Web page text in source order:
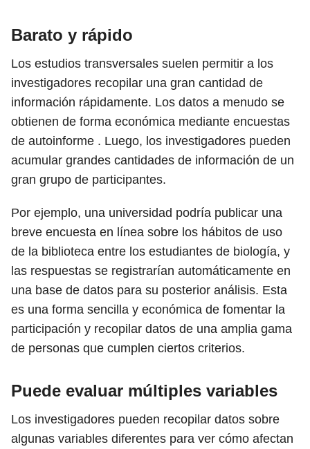
Barato y rápido
Los estudios transversales suelen permitir a los
investigadores recopilar una gran cantidad de
información rápidamente. Los datos a menudo se
obtienen de forma económica mediante encuestas
de autoinforme . Luego, los investigadores pueden
acumular grandes cantidades de información de un
gran grupo de participantes.
Por ejemplo, una universidad podría publicar una
breve encuesta en línea sobre los hábitos de uso
de la biblioteca entre los estudiantes de biología, y
las respuestas se registrarían automáticamente en
una base de datos para su posterior análisis. Esta
es una forma sencilla y económica de fomentar la
participación y recopilar datos de una amplia gama
de personas que cumplen ciertos criterios.
Puede evaluar múltiples variables
Los investigadores pueden recopilar datos sobre
algunas variables diferentes para ver cómo afectan